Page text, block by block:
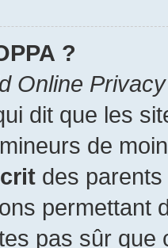
?
Online
dit que les
de
des parents
permettant
pas sûr